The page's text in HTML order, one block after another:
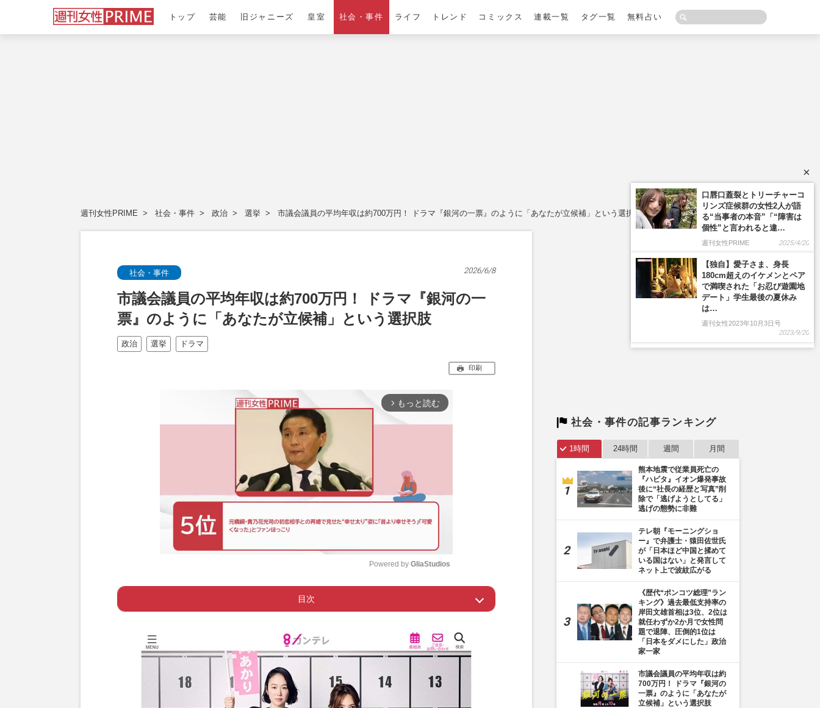
トップ 芸能 旧ジャニーズ 皇室 社会・事件 ライフ トレンド コミックス 連載一覧 タグ一覧 無料占い
週刊女性PRIME 社会・事件 政治 選挙 市議会議員の平均年収は約700万円！ ドラマ『銀河の一票』のように「あなたが立候補」という選択肢
社会・事件 2026/6/8
市議会議員の平均年収は約700万円！ ドラマ『銀河の一
票』のように「あなたが立候補」という選択肢
政治 選挙 ドラマ
印刷
arrow_forward_ios もっと読む
e
Powered by GliaStudios
目次
ー 時間的自由度と気になる報酬面は
ー 期末手当と政務活動費も
社会・事件の記事ランキング
1時間 24時間 週間 月間
熊本地震で従業員死亡の
『ハビタ』イオン爆発事故
後に“社長の経歴と写真”削
除で「逃げようとしてる」
逃げの態勢に非難
テレ朝『モーニングショ
ー』で弁護士・猿田佐世氏
が「日本ほど中国と揉めて
いる国はない」と発言して
ネット上で波紋広がる
《歴代“ポンコツ総理”ラン
キング》過去最低支持率の
岸田文雄首相は3位、2位は
就任わずか2か月で女性問
題で退陣、圧倒的1位は
「日本をダメにした」政治
家一家
市議会議員の平均年収は約
700万円！ ドラマ『銀河の
一票』のように「あなたが
立候補」という選択肢
×